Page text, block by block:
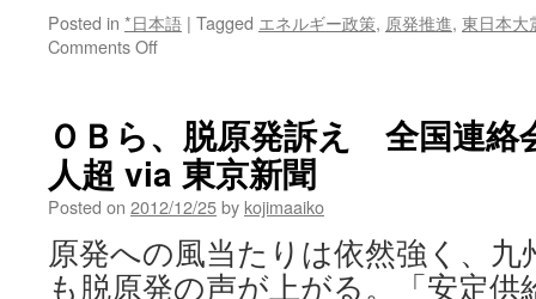
Posted in *日本語 | Tagged エネルギー政策, 原発推進, 東日本大
Comments Offon
＞
衆
院
選
原
発
ＯＢら、脱原発訴え 全国連
人超 via 東京新聞
Posted on 2012/12/25by kojimaaiko
原発への風当たりは依然強く、
も脱原発の声が上がる。「安定